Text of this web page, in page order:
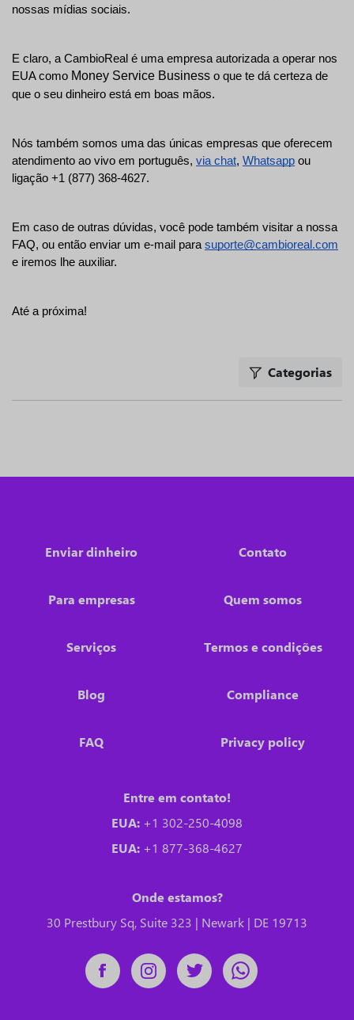
nossas mídias sociais.
E claro, a CambioReal é uma empresa autorizada a operar nos
EUA como Money Service Business o que te dá certeza de
que o seu dinheiro está em boas mãos.
Nós também somos uma das únicas empresas que oferecem
atendimento ao vivo em português, via chat, Whatsapp ou
ligação +1 (877) 368-4627.
Em caso de outras dúvidas, você pode também visitar a nossa
FAQ, ou então enviar um e-mail para suporte@cambioreal.com
e iremos lhe auxiliar.
Até a próxima!
Categorias
Enviar dinheiro
Para empresas
Serviços
Blog
FAQ
Contato
Quem somos
Termos e condições
Compliance
Privacy policy
Entre em contato!
EUA: +1 302-250-4098
EUA: +1 877-368-4627
Onde estamos?
30 Prestbury Sq, Suite 323 | Newark | DE 19713